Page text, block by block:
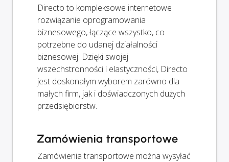
Directo to kompleksowe internetowe
rozwiązanie oprogramowania
biznesowego, łączące wszystko, co
potrzebne do udanej działalności
biznesowej. Dzięki swojej
wszechstronności i elastyczności, Directo
jest doskonałym wyborem zarówno dla
małych firm, jak i doświadczonych dużych
przedsiębiorstw.
Zamówienia transportowe
Zamówienia transportowe można wysyłać